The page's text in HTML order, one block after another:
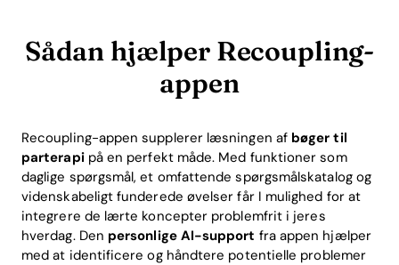
Sådan hjælper Recoupling-
appen
Recoupling-appen supplerer læsningen af bøger til
parterapipå en perfekt måde. Med funktioner som
daglige spørgsmål, et omfattende spørgsmålskatalog og
videnskabeligt funderede øvelser får I mulighed for at
integrere de lærte koncepter problemfrit i jeres
hverdag. Den personlige AI-support fra appen hjælper
med at identificere og håndtere potentielle problemer